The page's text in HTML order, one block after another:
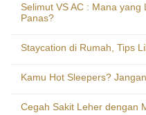
Selimut VS AC : Mana
Panas?
Staycation di Rumah, Tips
Kamu Hot Sleepers?
Cegah Sakit Leher dengan